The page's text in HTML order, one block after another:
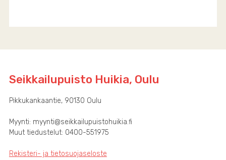
Seikkailupuisto Huikia, Oulu
Pikkukankaantie, 90130 Oulu
Myynti: myynti@seikkailupuistohuikia.fi
Muut tiedustelut: 0400-551975
Rekisteri- ja tietosuojaseloste